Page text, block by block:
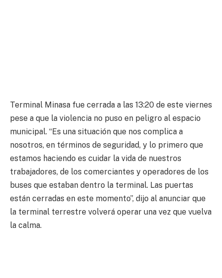
Terminal Minasa fue cerrada a las 13:20 de este viernes
pese a que la violencia no puso en peligro al espacio
municipal. “Es una situación que nos complica a
nosotros, en términos de seguridad, y lo primero que
estamos haciendo es cuidar la vida de nuestros
trabajadores, de los comerciantes y operadores de los
buses que estaban dentro la terminal. Las puertas
están cerradas en este momento”, dijo al anunciar que
la terminal terrestre volverá operar una vez que vuelva
la calma.